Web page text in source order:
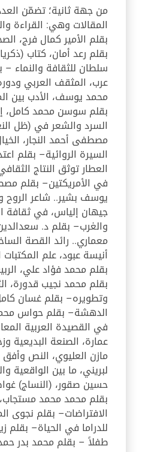
من جهة ثانية؛ تضمّن
المقالات وهي: القراءة
بقلم الأمير كمال فرج،
بقلم رعد أمان، كتاب
سلطان للثقافة والنماء –
عرب، المثقف العربي
محمد يوسف، الأدب بين
بقلم سوسن محمد كامل،
السرد والشعر في (ظل
مصطفى أحمد النجار،
السيرة الروائية– بقلم
العطار توثق النتاج
في الأمريكتين– بقلم
يوسف بشير.. شاعر الروح
جيهان إلياس، في ثقافة
والغرب– بقلم د.
معماري.. رائد القصة
أنيسة عبود، علم المكتبات
بقلم محمد فؤاد علي،
بقلم محمد نجيب قدورة،
وتطويره– بقلم غسان
الدهشة– بقلم حواس
في القصيدة العربية
عمارة، الصنعة البديعية
مازن العليوي، النص وأفق
لبريني، ما بين الواقعية
حسين صقور، (النساج)
بقلم محمد محمد
الافتراضات– بقلم نجوى
للدراما في الحياة– بقلم
طفلاً – بقلم محمد بدر